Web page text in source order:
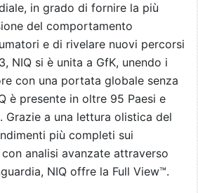
in grado di fornire la più
del comportamento
e di rivelare nuovi percorsi
NIQ si è unita a GfK, unendo i
con una portata globale senza
è presente in oltre 95 Paesi e
Grazie a una lettura olistica del
più completi sui
analisi avanzate attraverso
NIQ offre la Full View™.